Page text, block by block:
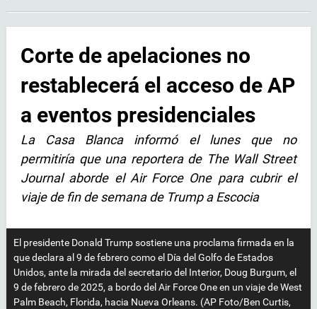
Corte de apelaciones no
restablecerá el acceso de AP
a eventos presidenciales
La Casa Blanca informó el lunes que no
permitiría que una reportera de The Wall Street
Journal aborde el Air Force One para cubrir el
viaje de fin de semana de Trump a Escocia
El presidente Donald Trump sostiene una proclama firmada en la
que declara al 9 de febrero como el Día del Golfo de Estados
Unidos, ante la mirada del secretario del Interior, Doug Burgum, el
9 de febrero de 2025, a bordo del Air Force One en un viaje de West
Palm Beach, Florida, hacia Nueva Orleans. (AP Foto/Ben Curtis,